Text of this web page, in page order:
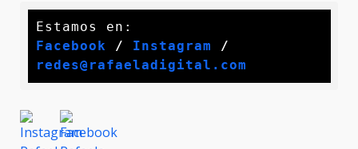
Facebook / Instagram /
redes@rafaeladigital.com